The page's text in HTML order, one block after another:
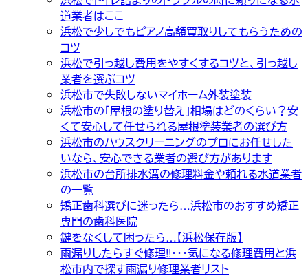
道業者はここ
浜松で少しでもピアノ高額買取りしてもらうための
コツ
浜松で引っ越し費用をやすくするコツと、引っ越し
業者を選ぶコツ
浜松市で失敗しないマイホーム外装塗装
浜松市の「屋根の塗り替え」相場はどのくらい？安
くて安心して任せられる屋根塗装業者の選び方
浜松市のハウスクリーニングのプロにお任せした
いなら、安心できる業者の選び方があります
浜松市の台所排水溝の修理料金や頼れる水道業者
の一覧
矯正歯科選びに迷ったら…浜松市のおすすめ矯正
専門の歯科医院
鍵をなくして困ったら…【浜松保存版】
雨漏りしたらすぐ修理!!・・・気になる修理費用と浜
松市内で探す雨漏り修理業者リスト